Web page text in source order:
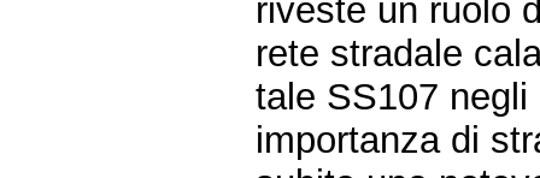
riveste un ruolo
rete stradale
tale SS107
importanza di